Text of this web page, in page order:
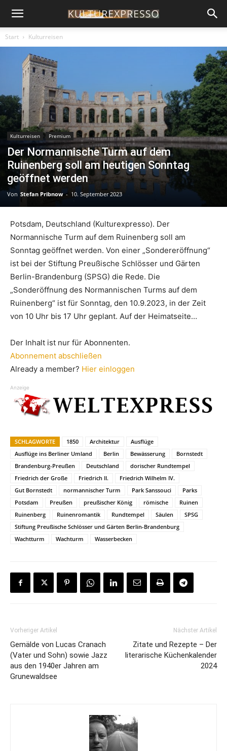
Start Kulturreisen
Kulturreisen Premium
Der Normannische Turm auf dem
Ruinenberg soll am heutigen Sonntag
geöffnet werden
Von Stefan Pribnow - 10. September 2023
Potsdam, Deutschland (Kulturexpresso). Der
Normannische Turm auf dem Ruinenberg soll am
Sonntag geöffnet werden. Von einer „Sondereröffnung“
ist bei der Stiftung Preußische Schlösser und Gärten
Berlin-Brandenburg (SPSG) die Rede. Die
„Sonderöffnung des Normannischen Turms auf dem
Ruinenberg“ ist für Sonntag, den 10.9.2023, in der Zeit
von 10 Uhr bis 17 Uhr geplant. Auf der Heimatseite…
Der Inhalt ist nur für Abonnenten.
Abonnement abschließen
Already a member? Hier einloggen
Anzeige
SCHLAGWORTE 1850 Architektur
Ausflüge
Ausflüge ins Berliner Umland
Berlin Bewässerung
Bornstedt
Brandenburg-Preußen
Deutschland
dorischer Rundtempel
Friedrich der Große
Friedrich II.
Friedrich Wilhelm IV.
Gut Bornstedt
normannischer Turm Park Sanssouci
Parks
Potsdam
Preußen preußischer König römische
Ruinen
Ruinenberg
Ruinenromantik Rundtempel Säulen
SPSG
Stiftung Preußische Schlösser und Gärten Berlin-Brandenburg
Wachtturm
Wachturm Wasserbecken
Vorheriger Artikel
Gemälde von Lucas Cranach
(Vater und Sohn) sowie Jazz
aus den 1940er Jahren am
Grunewaldsee
Nächster Artikel
Zitate und Rezepte – Der
literarische Küchenkalender
2024